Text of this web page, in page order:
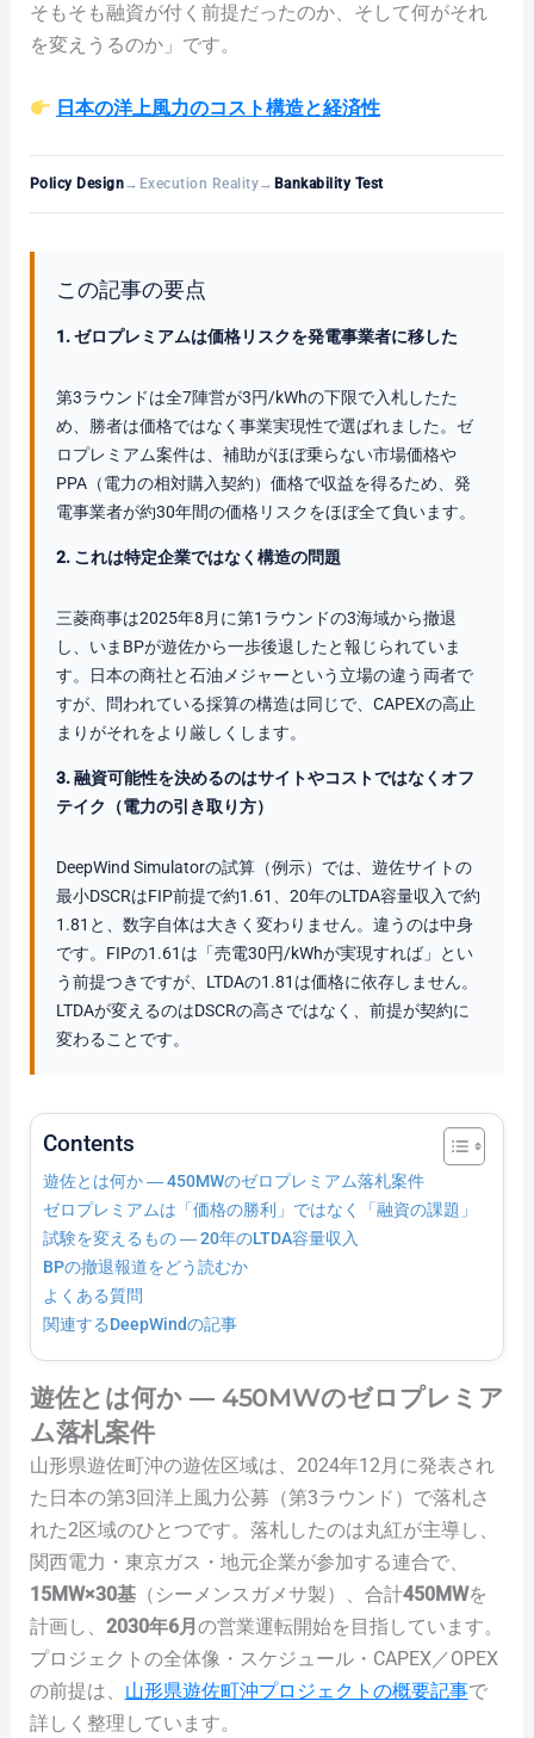
そもそも融資が付く前提だったのか、そして何がそれ
を変えうるのか」です。
日本の洋上風力のコスト構造と経済性
Policy Design→ Execution Reality→ Bankability Test
この記事の要点
1. ゼロプレミアムは価格リスクを発電事業者に移した
第3ラウンドは全7陣営が3円/kWhの下限で入札したた
め、勝者は価格ではなく事業実現性で選ばれました。ゼ
ロプレミアム案件は、補助がほぼ乗らない市場価格や
PPA（電力の相対購入契約）価格で収益を得るため、発
電事業者が約30年間の価格リスクをほぼ全て負います。
2. これは特定企業ではなく構造の問題
三菱商事は2025年8月に第1ラウンドの3海域から撤退
し、いまBPが遊佐から一歩後退したと報じられていま
す。日本の商社と石油メジャーという立場の違う両者で
すが、問われている採算の構造は同じで、CAPEXの高止
まりがそれをより厳しくします。
3. 融資可能性を決めるのはサイトやコストではなくオフ
テイク（電力の引き取り方）
DeepWind Simulatorの試算（例示）では、遊佐サイトの
最小DSCRはFIP前提で約1.61、20年のLTDA容量収入で約
1.81と、数字自体は大きく変わりません。違うのは中身
です。FIPの1.61は「売電30円/kWhが実現すれば」とい
う前提つきですが、LTDAの1.81は価格に依存しません。
LTDAが変えるのはDSCRの高さではなく、前提が契約に
変わることです。
Contents
遊佐とは何か ― 450MWのゼロプレミアム落札案件
ゼロプレミアムは「価格の勝利」ではなく「融資の課題」
試験を変えるもの ― 20年のLTDA容量収入
BPの撤退報道をどう読むか
よくある質問
関連するDeepWindの記事
遊佐とは何か ― 450MWのゼロプレミア
ム落札案件
山形県遊佐町沖の遊佐区域は、2024年12月に発表され
た日本の第3回洋上風力公募（第3ラウンド）で落札さ
れた2区域のひとつです。落札したのは丸紅が主導し、
関西電力・東京ガス・地元企業が参加する連合で、
15MW×30基（シーメンスガメサ製）、合計450MWを
計画し、 2030年6月 の営業運転開始を目指しています。
プロジェクトの全体像・スケジュール・CAPEX／OPEX
の前提は、 山形県遊佐町沖プロジェクトの概要記事で
詳しく整理しています。